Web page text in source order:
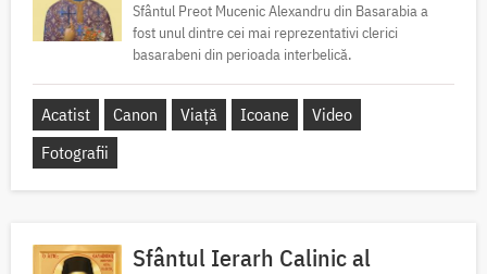
Sfântul Preot Mucenic Alexandru din Basarabia a
fost unul dintre cei mai reprezentativi clerici
basarabeni din perioada interbelică.
Acatist Canon Viață Icoane
Video
Fotografii
Sfântul Ierarh Calinic al